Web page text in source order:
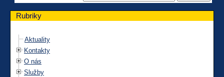
Rubriky
Aktuality
Kontakty
O nás
Služby